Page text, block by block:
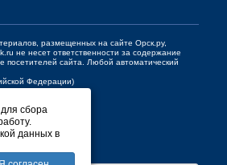
размещенных на сайте Орск.ру,
не несет ответственности за содержание
сайта. Любой автоматический
Федерации)
сбора
данных в